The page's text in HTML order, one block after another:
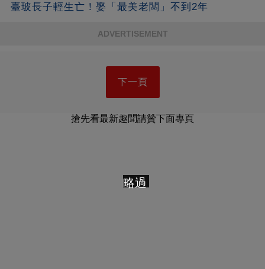
臺玻長子輕生亡！娶「最美老闆」不到2年
ADVERTISEMENT
下一頁
搶先看最新趣聞請贊下面專頁
略過